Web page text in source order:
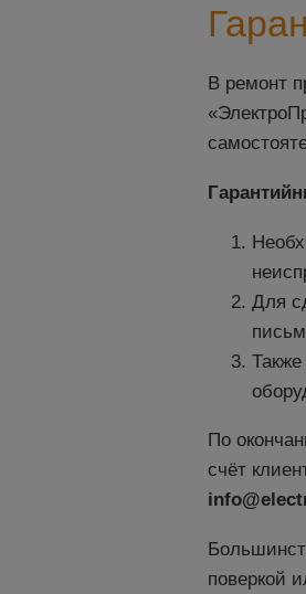
В ремонт
Для
По
счёт
поверкой